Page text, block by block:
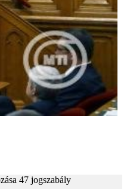
47 jogszabály